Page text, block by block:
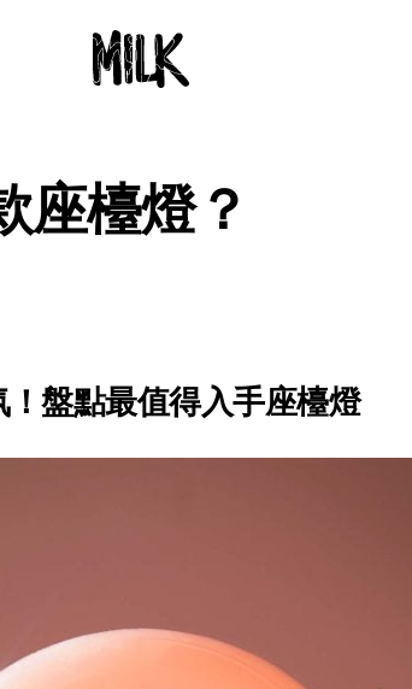
座檯燈？
盤點最值得入手座檯燈